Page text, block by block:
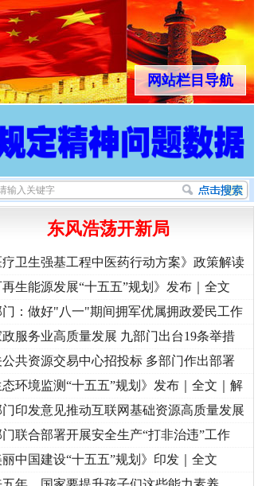
网站栏目导航
东风浩荡开新局
疗卫生强基工程中医药行动方案》政策解读
再生能源发展“十五五”规划》发布｜全文
门：做好"八一"期间拥军优属拥政爱民工作
服务业高质量发展 九部门出台19条举措
共资源交易中心招投标 多部门作出部署
态环境监测“十五五”规划》发布｜全文｜解
门印发意见推动互联网基础资源高质量发展
门联合部署开展安全生产“打非治违”工作
丽中国建设“十五五”规划》印发｜全文